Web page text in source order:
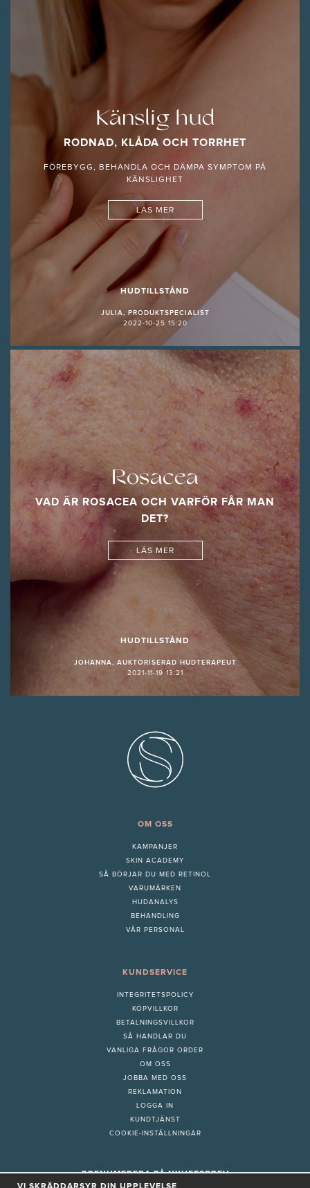
Känslig hud
RODNAD, KLÅDA OCH TORRHET
FÖREBYGG, BEHANDLA OCH DÄMPA SYMPTOM PÅ
KÄNSLIGHET
LÄS MER
HUDTILLSTÅND
JULIA, PRODUKTSPECIALIST
2022-10-25 15:20
Rosacea
VAD ÄR ROSACEA OCH VARFÖR FÅR MAN
DET?
LÄS MER
HUDTILLSTÅND
JOHANNA, AUKTORISERAD HUDTERAPEUT
2021-11-19 13:21
OM OSS
KAMPANJER
SKIN ACADEMY
SÅ BÖRJAR DU MED RETINOL
VARUMÄRKEN
HUDANALYS
BEHANDLING
VÅR PERSONAL
KUNDSERVICE
INTEGRITETSPOLICY
KÖPVILLKOR
BETALNINGSVILLKOR
SÅ HANDLAR DU
VANLIGA FRÅGOR ORDER
OM OSS
JOBBA MED OSS
REKLAMATION
LOGGA IN
KUNDTJÄNST
COOKIE-INSTÄLLNINGAR
PRENUMERERA PÅ NYHETSBREV